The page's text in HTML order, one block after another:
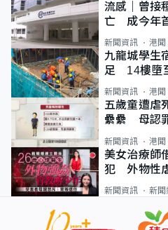
流感｜曾接
亡 成今年
新聞資訊 港聞
九龍城學生
足 14樓墮
新聞資訊 港聞
五歲童遭虐
纍纍 母認
類案最惡劣
新聞資訊 港聞
美女治療師
犯 外物性
要保護其他
新聞資訊 新聞